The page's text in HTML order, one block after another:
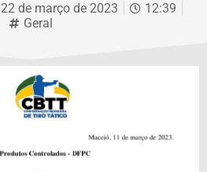
22 de março de 2023
12:39
Geral